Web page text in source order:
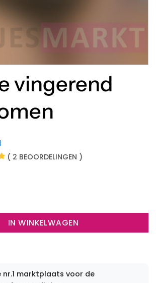
vingerend
( 2 BEOORDELINGEN )
IN WINKELWAGEN
nr.1 marktplaats voor de